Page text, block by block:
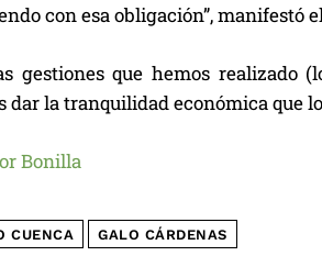
con esa obligación”, manifestó
gestiones que hemos
dar la tranquilidad económica que
Bonilla
CUENCA GALO CÁRDENAS